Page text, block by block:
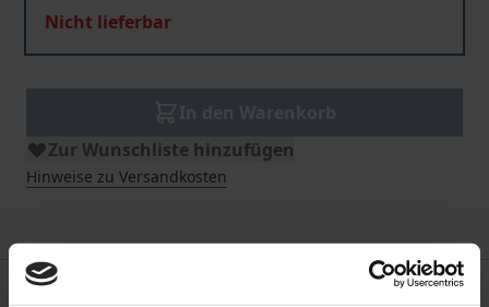
Nicht lieferbar
Zur Wunschliste hinzufügen
Hinweise zu Versandkosten
Beschreibung